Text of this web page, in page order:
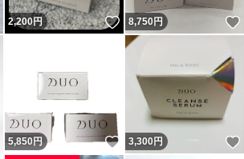
いいね！
2,200円 いいね！
8,750円
いいね！
5,850円 いいね！
3,300円